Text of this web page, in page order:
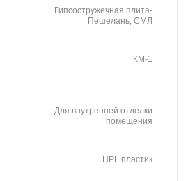
Гипсостружечная плита-
Пешелань, СМЛ
КМ-1
Для внутренней отделки
помещения
HPL пластик